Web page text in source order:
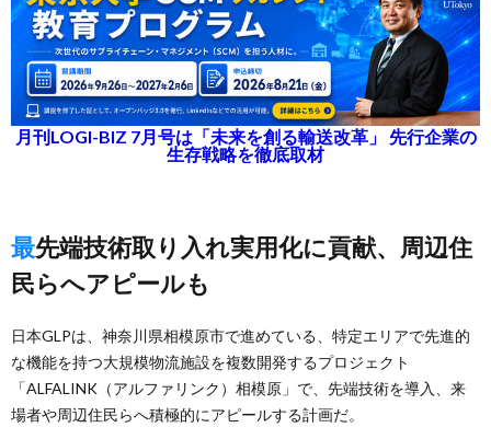
月刊LOGI-BIZ 7月号は「未来を創る輸送改革」 先行企業の
生存戦略を徹底取材
最先端技術取り入れ実用化に貢献、周辺住
民らへアピールも
日本GLPは、神奈川県相模原市で進めている、特定エリアで先進的
な機能を持つ大規模物流施設を複数開発するプロジェクト
「ALFALINK（アルファリンク）相模原」で、先端技術を導入、来
場者や周辺住民らへ積極的にアピールする計画だ。